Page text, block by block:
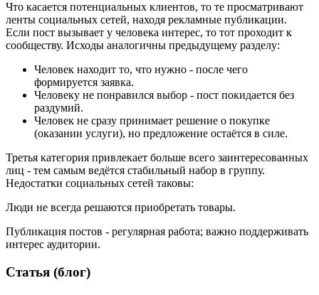
Что касается потенциальных клиентов, то те просматривают
ленты социальных сетей, находя рекламные публикации.
Если пост вызывает у человека интерес, то тот проходит к
сообществу. Исходы аналогичны предыдущему разделу:
Человек находит то, что нужно - после чего
формируется заявка.
Человеку не понравился выбор - пост покидается без
раздумий.
Человек не сразу принимает решение о покупке
(оказании услуги), но предложение остаётся в силе.
Третья категория привлекает больше всего заинтересованных
лиц - тем самым ведётся стабильный набор в группу.
Недостатки социальных сетей таковы:
Люди не всегда решаются приобретать товары.
Публикация постов - регулярная работа; важно поддерживать
интерес аудитории.
Статья (блог)